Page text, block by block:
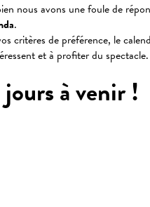
nous avons une foule de
.
critères de préférence, le
et à profiter du spectacle.
à venir !